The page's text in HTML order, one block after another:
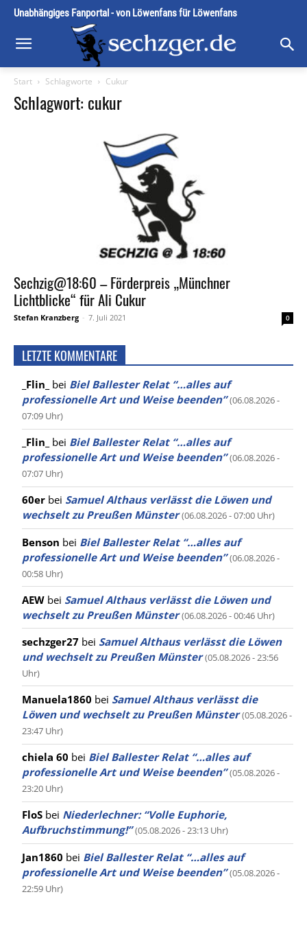
Unabhängiges Fanportal - von Löwenfans für Löwenfans
Start Schlagworte Cukur
Schlagwort: cukur
Sechzig@18:60 – Förderpreis „Münchner
Lichtblicke“ für Ali Cukur
Stefan Kranzberg - 7. Juli 2021 0
LETZTE KOMMENTARE
_Flin_ bei Biel Ballester Relat “…alles auf
professionelle Art und Weise beenden” (06.08.2026 -
07:09 Uhr)
_Flin_ bei Biel Ballester Relat “…alles auf
professionelle Art und Weise beenden” (06.08.2026 -
07:07 Uhr)
60er bei Samuel Althaus verlässt die Löwen und
wechselt zu Preußen Münster (06.08.2026 - 07:00 Uhr)
Benson bei Biel Ballester Relat “…alles auf
professionelle Art und Weise beenden” (06.08.2026 -
00:58 Uhr)
AEW bei Samuel Althaus verlässt die Löwen und
wechselt zu Preußen Münster (06.08.2026 - 00:46 Uhr)
sechzger27 bei Samuel Althaus verlässt die Löwen
und wechselt zu Preußen Münster (05.08.2026 - 23:56
Uhr)
Manuela1860 bei Samuel Althaus verlässt die
Löwen und wechselt zu Preußen Münster (05.08.2026 -
23:47 Uhr)
chiela 60 bei Biel Ballester Relat “…alles auf
professionelle Art und Weise beenden” (05.08.2026 -
23:20 Uhr)
FloS bei Niederlechner: “Volle Euphorie,
Aufbruchstimmung!” (05.08.2026 - 23:13 Uhr)
Jan1860 bei Biel Ballester Relat “…alles auf
professionelle Art und Weise beenden” (05.08.2026 -
22:59 Uhr)